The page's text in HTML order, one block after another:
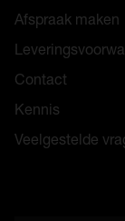
Afspraak maken
Contact
Kennis
Veelgestelde